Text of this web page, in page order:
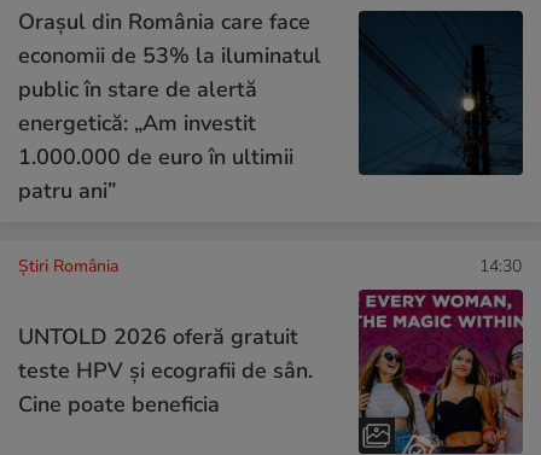
Orașul din România care face
economii de 53% la iluminatul
public în stare de alertă
energetică: „Am investit
1.000.000 de euro în ultimii
patru ani”
Știri România 14:30
UNTOLD 2026 oferă gratuit
teste HPV și ecografii de sân.
Cine poate beneficia